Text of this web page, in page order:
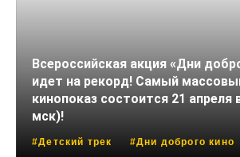
Всероссийская акция «Дни
идет на рекорд! Самый
кинопоказ состоится 21 апреля
мск)!
#Детский трек #Дни доброго кино